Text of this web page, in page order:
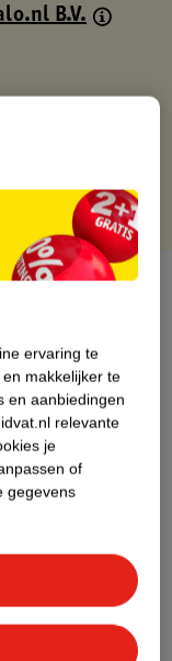
B.V.
geen Nature
ervaring te
makkelijker te
en aanbiedingen
relevante
je
of
gegevens